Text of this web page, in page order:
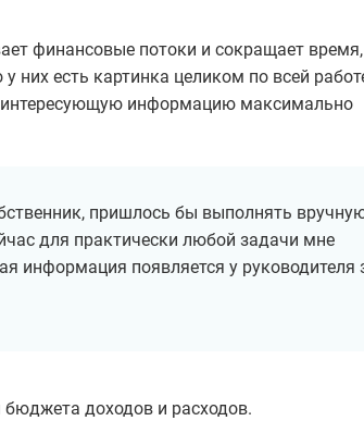
финансовые потоки и сокращает время,
них есть картинка целиком по всей
интересующую информацию максимально
пришлось бы выполнять
для практически любой задачи мне
информация появляется у руководителя
доходов и расходов.
финмодель бесплатно
согласие на обработкуПерсональных данных